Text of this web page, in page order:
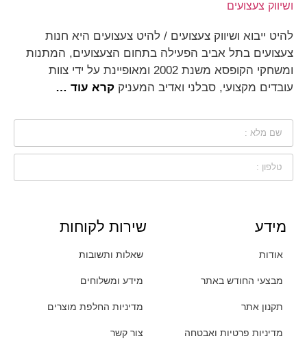
להיט ייבוא ושיווק צעצועים / להיט צעצועים היא חנות
צעצועים בתל אביב הפעילה בתחום הצעצועים, המתנות
ומשחקי הקופסא משנת 2002 ומאופיינת על ידי צוות
עובדים מקצועי, סבלני ואדיב המעניק קרא עוד …
מידע
אודות
מבצעי החודש באתר
תקנון אתר
מדיניות פרטיות ואבטחה
שירות לקוחות
שאלות ותשובות
מידע ומשלוחים
מדיניות החלפת מוצרים
צור קשר